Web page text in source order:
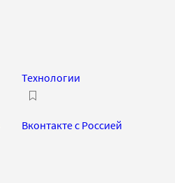
Технологии
Вконтакте с Россией